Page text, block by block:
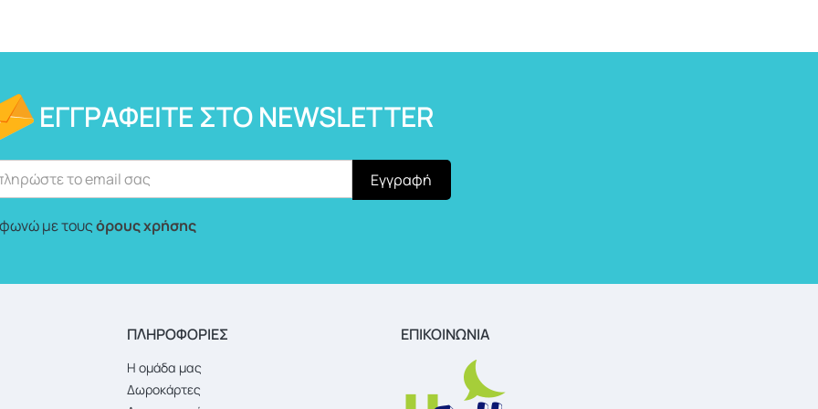
ΕΓΓΡΑΦΕΊΤΕ ΣΤΟ NEWSLETTER
με τουςόρους χρήσης
ΠΛΗΡΟΦΟΡΙΕΣ
Η ομάδα μας
Δωροκάρτες
ΕΠΙΚΟΙΝΩΝΙΑ